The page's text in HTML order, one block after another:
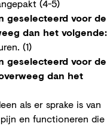
(4-5)
geselecteerd voor de
dan het volgende:
(1)
geselecteerd voor de
dan het
als er sprake is van
en functioneren die